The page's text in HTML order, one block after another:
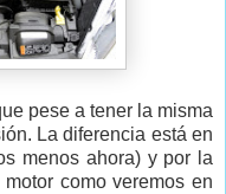
pese a tener la misma
La diferencia está en
menos ahora) y por la
como veremos en